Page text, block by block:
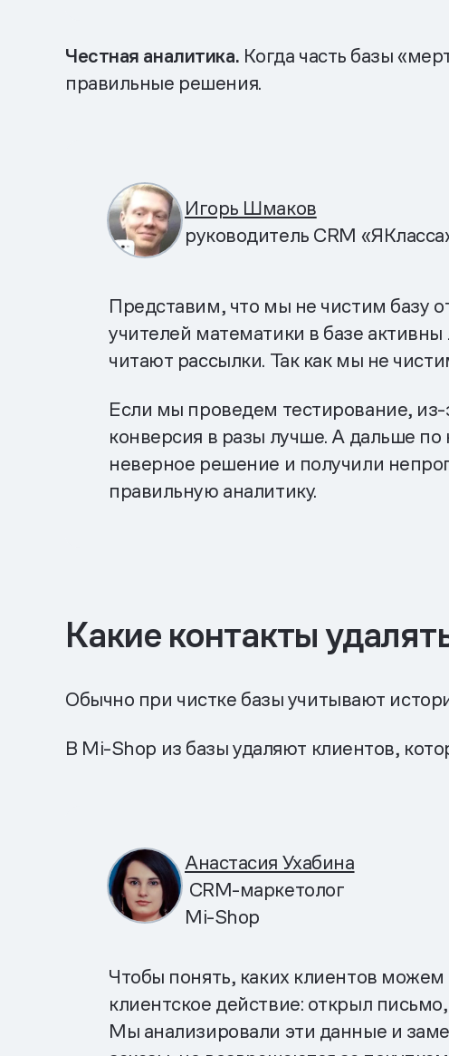
Честная аналитика. Когда часть базы
правильные решения.
Игорь Шмаков
руководитель CRM
Представим, что мы не чистим базу
учителей математики в базе
читают рассылки. Так как мы не
Если мы проведем тестирование, из-
конверсия в разы лучше. А дальше
неверное решение и получили
правильную аналитику.
Какие контакты
Обычно при чистке базы учитывают
В Mi-Shop из базы удаляют клиентов,
Анастасия Ухабина
CRM-маркетолог
Mi-Shop
Чтобы понять, каких клиентов
клиентское действие: открыл
Мы анализировали эти данные и